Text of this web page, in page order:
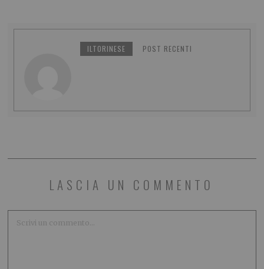
ILTORINESE POST RECENTI
LASCIA UN COMMENTO